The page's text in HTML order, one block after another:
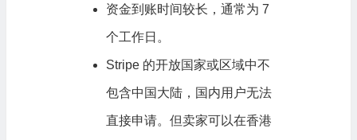
资金到账时间较长，通常为 7
个工作日。
Stripe 的开放国家或区域中不
包含中国大陆，国内用户无法
直接申请。但卖家可以在香港